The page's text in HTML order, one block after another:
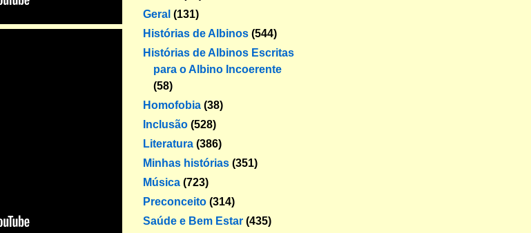
Geral (131)
Histórias de Albinos (544)
Histórias de Albinos Escritas
para o Albino Incoerente
(58)
Homofobia (38)
Inclusão (528)
Literatura (386)
Minhas histórias (351)
Música (723)
Preconceito (314)
Saúde e Bem Estar (435)